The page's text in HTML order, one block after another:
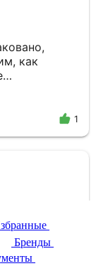
Бренды